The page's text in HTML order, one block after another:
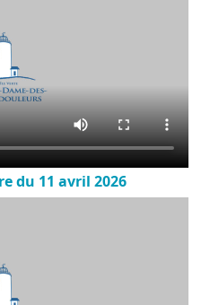
du 11 avril 2026